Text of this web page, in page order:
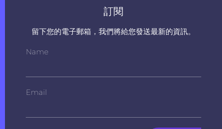
訂閱
留下您的電子郵箱，我們將給您發送最新的資訊。
Name
Email